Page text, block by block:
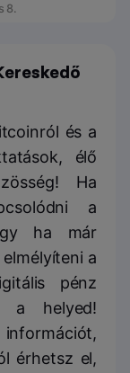
8.
és a
élő
Ha
a
ha már
a
pénz
a helyed!
érhetsz el,